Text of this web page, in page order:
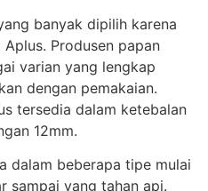
banyak dipilih karena
Produsen papan
varian yang lengkap
dengan pemakaian.
tersedia dalam ketebalan
12mm.
dalam beberapa tipe mulai
sampai yang tahan api.